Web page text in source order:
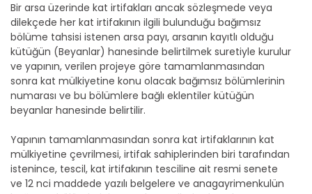
Bir arsa üzerinde kat irtifakları ancak sözleşmede veya
dilekçede her kat irtifakının ilgili bulunduğu bağımsız
bölüme tahsisi istenen arsa payı, arsanın kayıtlı olduğu
kütüğün (Beyanlar) hanesinde belirtilmek suretiyle kurulur
ve yapının, verilen projeye göre tamamlanmasından
sonra kat mülkiyetine konu olacak bağımsız bölümlerinin
numarası ve bu bölümlere bağlı eklentiler kütüğün
beyanlar hanesinde belirtilir.
Yapının tamamlanmasından sonra kat irtifaklarının kat
mülkiyetine çevrilmesi, irtifak sahiplerinden biri tarafından
istenince, tescil, kat irtifakının tesciline ait resmi senete
ve 12 nci maddede yazılı belgelere ve anagayrimenkulün